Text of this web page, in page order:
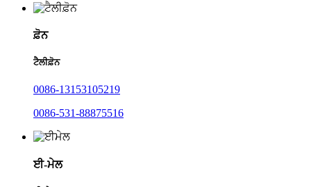
ਫ਼ੋਨ
ਟੈਲੀਫ਼ੋਨ
0086-13153105219
0086-531-88875516
ਈ-ਮੇਲ